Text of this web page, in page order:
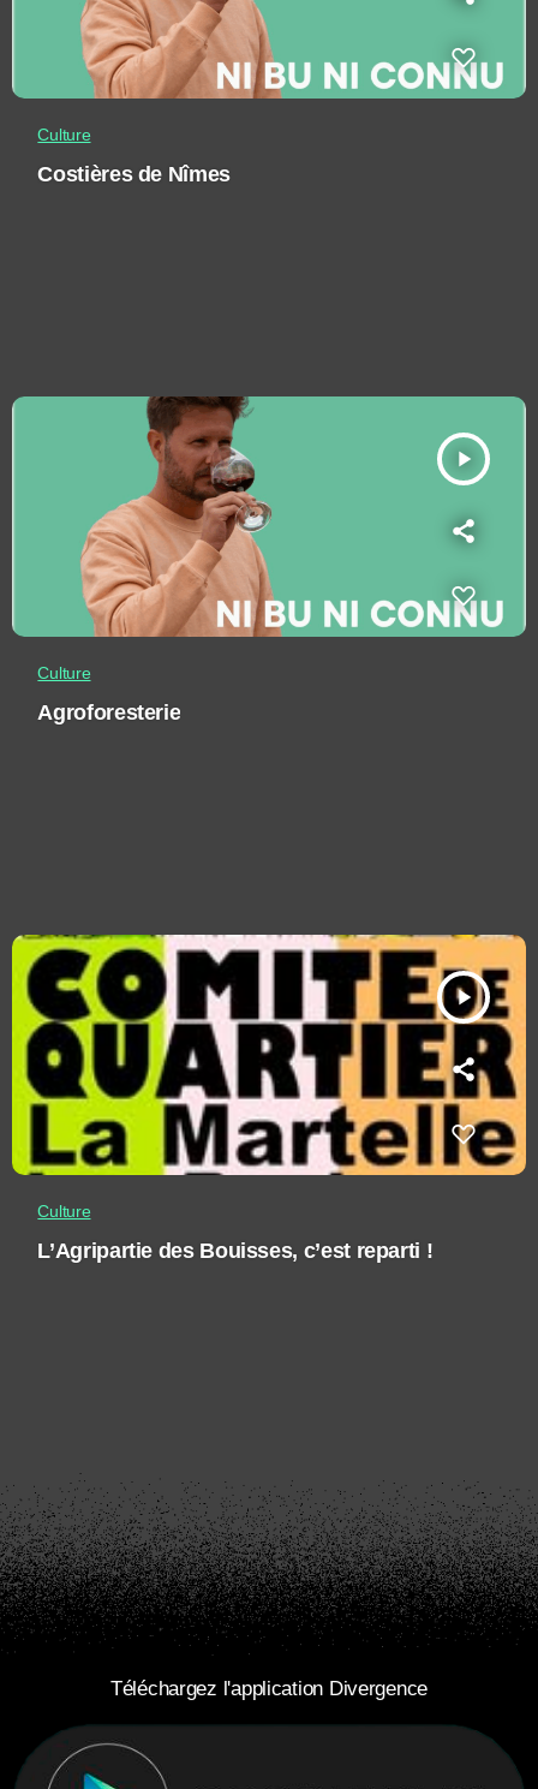
Culture
Costières de Nîmes
play_arrow
Culture
Agroforesterie
play_arrow
Culture
L’Agripartie des Bouisses, c’est reparti !
Téléchargez l'application Divergence